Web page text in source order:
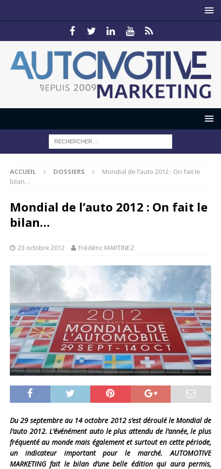
ACCUEIL DOSSIERS
Mondial de l’auto 2012 : On fait le
bilan…
Mondial de l’auto 2012 : On fait le
bilan…
23 octobre 2012 Frédéric MARTINEZ
Du 29 septembre au 14 octobre 2012 s’est déroulé le Mondial de
l’auto 2012. L’événément auto le plus attendu de l’année, le plus
fréquenté au monde mais également et surtout en cette période,
un indicateur important pour le marché. AUTOMOTIVE
MARKETING fait le bilan d’une belle édition qui aura permis,